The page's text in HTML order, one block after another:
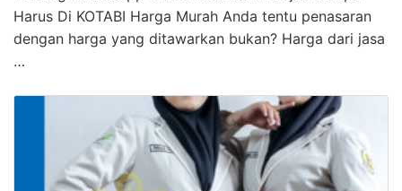
Harus Di KOTABI Harga Murah Anda tentu penasaran
dengan harga yang ditawarkan bukan? Harga dari jasa
…